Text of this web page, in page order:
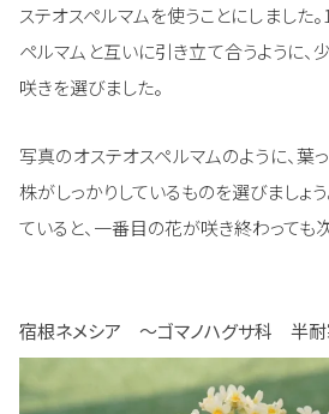
ステオスペルマムを使うことにしました
ペルマムと互いに引き立て合うように、
咲きを選びました。
写真のオステオスペルマムのように、葉
株がしっかりしているものを選びましょ
ていると、一番目の花が咲き終わっても
宿根ネメシア ～ゴマノハグサ科 半